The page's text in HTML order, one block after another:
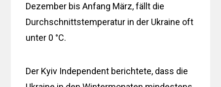
Dezember bis Anfang März, fällt die
Durchschnittstemperatur in der Ukraine oft
unter 0 °C.
Der Kyiv Independent berichtete, dass die